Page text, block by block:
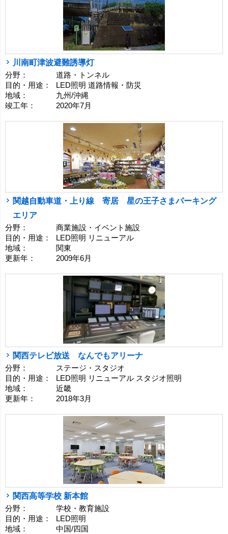
川南町津波避難誘導灯
分野：
道路・トンネル
目的・用途：
LED照明 道路情報・防災
地域：
九州/沖縄
竣工年：
2020年7月
関越自動車道・上り線 寄居 星の王子さまパーキング
エリア
分野：
商業施設・イベント施設
目的・用途：
LED照明 リニューアル
地域：
関東
更新年：
2009年6月
関西テレビ放送 なんでもアリーナ
分野：
ステージ・スタジオ
目的・用途：
LED照明 リニューアル スタジオ照明
地域：
近畿
更新年：
2018年3月
関西高等学校 新本館
分野：
学校・教育施設
目的・用途：
LED照明
地域：
中国/四国